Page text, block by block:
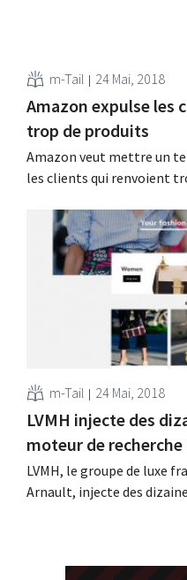
m-Tail 24 Mai, 2018
Amazon expulse les
trop de produits
Amazon veut mettre un
les clients qui renvoient
plaignent sur les réseaux
unilatérale de leur
avertissement Quiconque
commandes passées chez
m-Tail 24 Mai, 2018
LVMH injecte des
moteur de
LVMH, le groupe de luxe
Arnault, injecte des